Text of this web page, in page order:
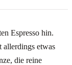
Espresso hin.
allerdings etwas
die reine